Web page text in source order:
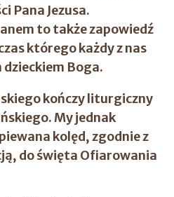
Pana Jezusa.
to także zapowiedź
którego każdy z nas
dzieckiem Boga.
kończy liturgiczny
My jednak
kolęd, zgodnie z
do święta Ofiarowania